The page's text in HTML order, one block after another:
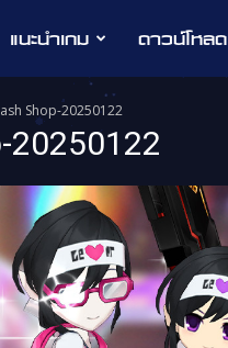
แนะนำเกม ดาวน์โหลด
Shop-20250122
20250122